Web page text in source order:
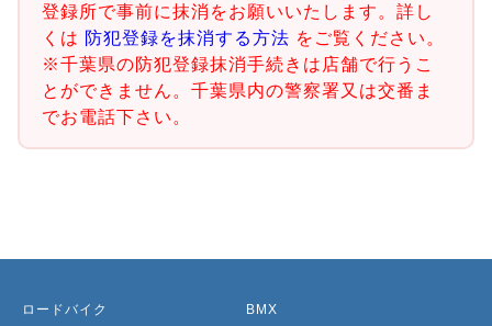
登録所で事前に抹消をお願いいたします。詳し
くは 防犯登録を抹消する方法 をご覧ください。
※千葉県の防犯登録抹消手続きは店舗で行うこ
とができません。千葉県内の警察署又は交番ま
でお電話下さい。
ロードバイク BMX